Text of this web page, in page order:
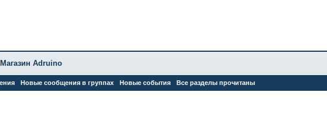
Новые сообщения в группах Новые события Все разделы прочитаны
Магазин Adruino